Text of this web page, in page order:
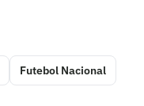
Futebol Nacional